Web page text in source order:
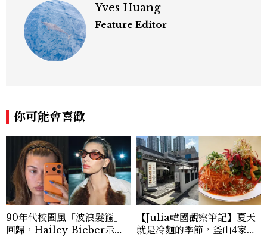
Yves Huang
Feature Editor
你可能會喜歡
90年代校園風「波浪髮箍」
回歸，Hailey Bieber示範
【Julia韓國觀察筆記】夏天
就是冷麵的季節，釜山4家必